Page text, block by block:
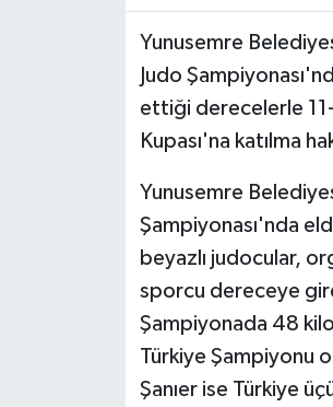
Yunusemre
Judo
ettiği derecelerle 11-
Kupası'na katılma
Yunusemre
Şampiyonası'nda
beyazlı judocular,
sporcu dereceye
Şampiyonada 48
Türkiye Şampiyonu
Şanıer ise Türkiye